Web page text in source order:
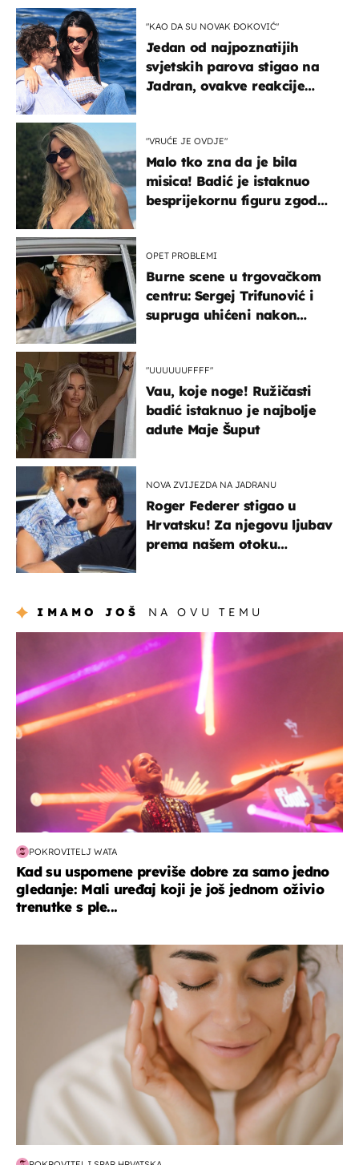
"KAO DA SU NOVAK ĐOKOVIĆ"
Jedan od najpoznatijih
svjetskih parova stigao na
Jadran, ovakve reakcije
"VRUĆE JE OVDJE"
Malo tko zna da je bila
misica! Badić je istaknuo
besprijekornu figuru zgodne
OPET PROBLEMI
Burne scene u trgovačkom
centru: Sergej Trifunović i
supruga uhićeni nakon
"UUUUUUFFFF"
Vau, koje noge! Ružičasti
badić istaknuo je najbolje
adute Maje Šuput
NOVA ZVIJEZDA NA JADRANU
Roger Federer stigao u
Hrvatsku! Za njegovu ljubav
prema našem otoku
IMAMO JOŠ NA OVU TEMU
POKROVITELJ WATA
Kad su uspomene previše dobre za samo jedno
gledanje: Mali uređaj koji je još jednom oživio
trenutke s ple...
moda & ljepota